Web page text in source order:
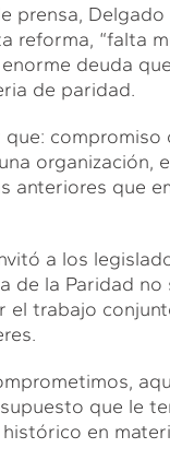
prensa,
reforma, “falta
deuda
de paridad.
que:
organización,
anteriores que
a los
de la Paridad
el trabajo
que le
en